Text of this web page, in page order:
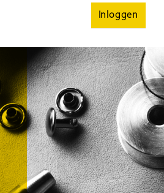
Inloggen